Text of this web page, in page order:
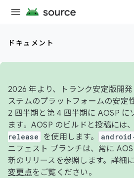
ドキュメント
2026 年より、トランク安定版開
ステムのプラットフォームの安定
2 四半期と第 4 四半期に AOSP に
ます。AOSP のビルドと投稿には、
release
を使用します。
ニフェスト ブランチは、常に
新のリリースを参照します。詳細
変更点をご覧ください。